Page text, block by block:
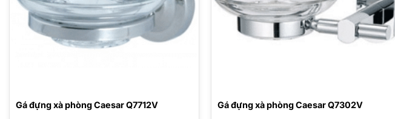
Gá đựng xà phòng Caesar Q7712V Gá đựng xà phòng Caesar Q7302V